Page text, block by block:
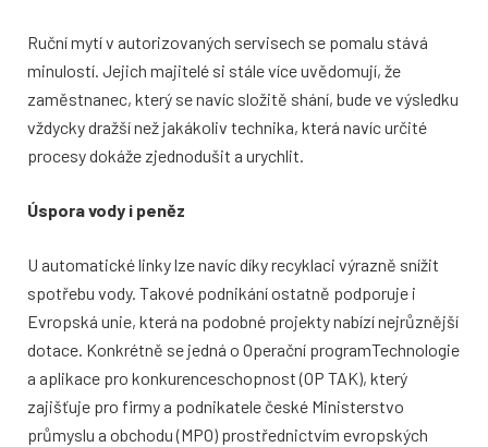
Ruční mytí v autorizovaných servisech se pomalu stává
minulostí. Jejich majitelé si stále více uvědomují, že
zaměstnanec, který se navíc složitě shání, bude ve výsledku
vždycky dražší než jakákoliv technika, která navíc určité
procesy dokáže zjednodušit a urychlit.
Úspora vody i peněz
U automatické linky lze navíc díky recyklaci výrazně snížit
spotřebu vody. Takové podnikání ostatně podporuje i
Evropská unie, která na podobné projekty nabízí nejrůznější
dotace. Konkrétně se jedná o Operační programTechnologie
a aplikace pro konkurenceschopnost (OP TAK), který
zajišťuje pro firmy a podnikatele české Ministerstvo
průmyslu a obchodu (MPO) prostřednictvím evropských